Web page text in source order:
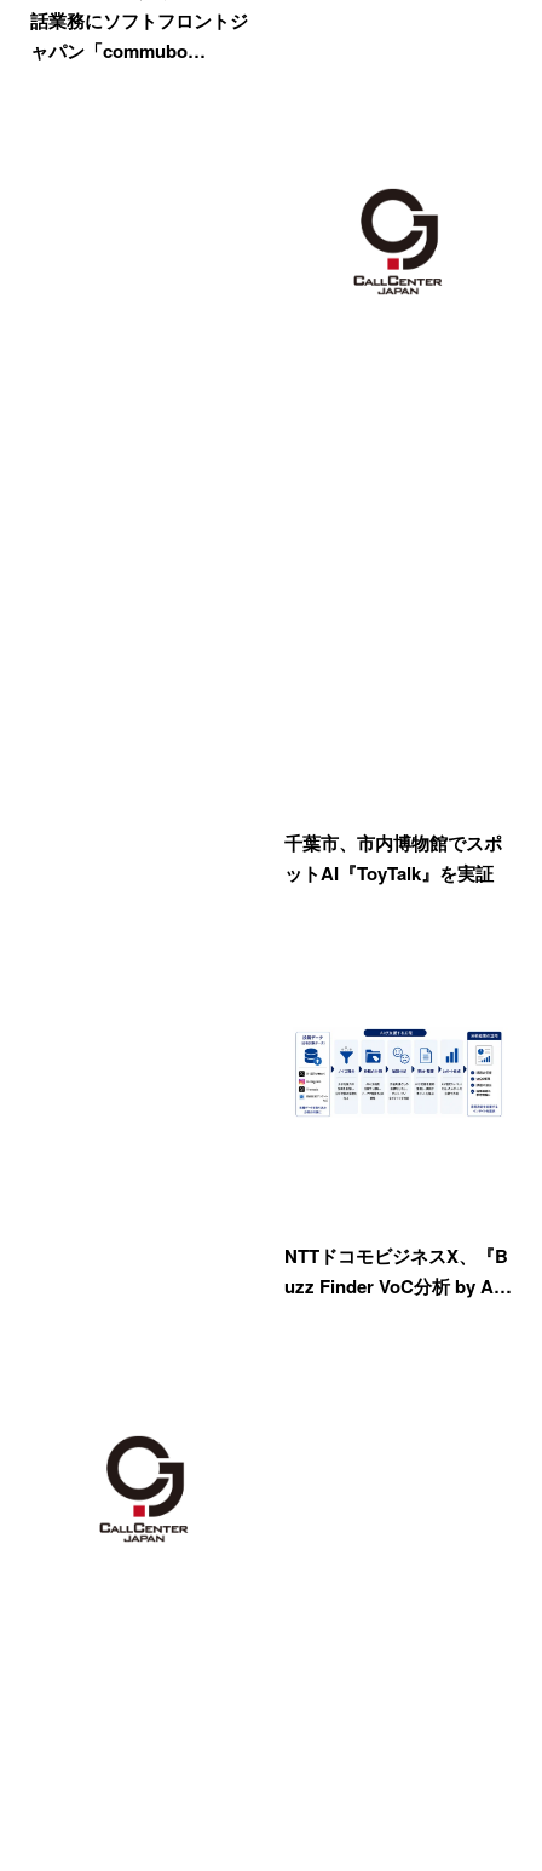
話業務にソフトフロントジ
ャパン「commubo…
千葉市、市内博物館でスポ
ットAI『ToyTalk』を実証
NTTドコモビジネスX、『B
uzz Finder VoC分析 by A…